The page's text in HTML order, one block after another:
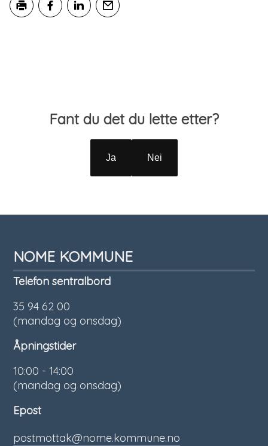
Tilbakemelding
Fant du det du lette etter?
Ja Nei
NOME KOMMUNE
Telefon sentralbord
35 94 62 00
(mandag og onsdag)
Åpningstider
10:00 - 14:00
(mandag og onsdag)
Epost
postmottak@nome.kommune.no